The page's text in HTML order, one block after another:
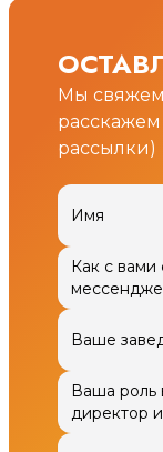
Мы
рассылки)
Имя
Как с вами
Ваше
Ваша роль
директор и